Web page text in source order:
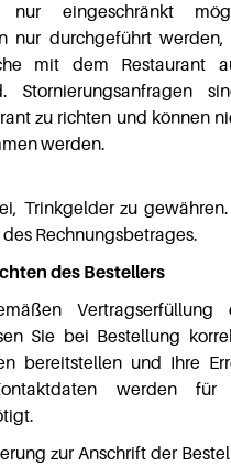
eingeschränkt
nur durchgeführt
mit dem Restaurant
Stornierungsanfragen
zu richten und können
werden.
Trinkgelder zu
Rechnungsbetrages.
des Bestellers
Sie bei Bestellung
bereitstellen und Ihre
werden für
zur Anschrift der